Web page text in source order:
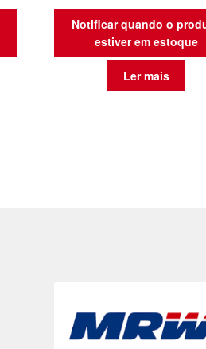
Notificar quando o
estiver em estoque
Ler mais